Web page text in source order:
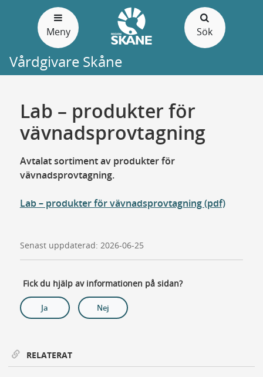
Meny Sök
Vårdgivare Skåne
Lab – produkter för
vävnadsprovtagning
Avtalat sortiment av produkter för
vävnadsprovtagning.
Lab – produkter för vävnadsprovtagning (pdf)
Senast uppdaterad: 2026-06-25
Fick du hjälp av informationen på sidan?
Ja Nej
RELATERAT